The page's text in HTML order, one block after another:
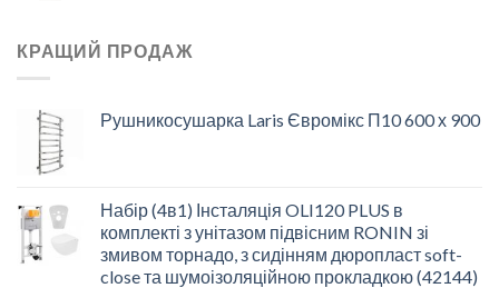
КРАЩИЙ ПРОДАЖ
Рушникосушарка Laris Євромікс П10 600 х 900
Набір (4в1) Інсталяція OLI120 PLUS в
комплекті з унітазом підвісним RONIN зі
змивом торнадо, з сидінням дюропласт soft-
close та шумоізоляційною прокладкою (42144)